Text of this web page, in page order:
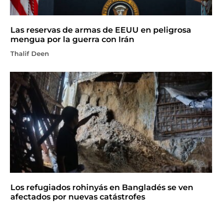
Las reservas de armas de EEUU en peligrosa
mengua por la guerra con Irán
Thalif Deen
Los refugiados rohinyás en Bangladés se ven
afectados por nuevas catástrofes